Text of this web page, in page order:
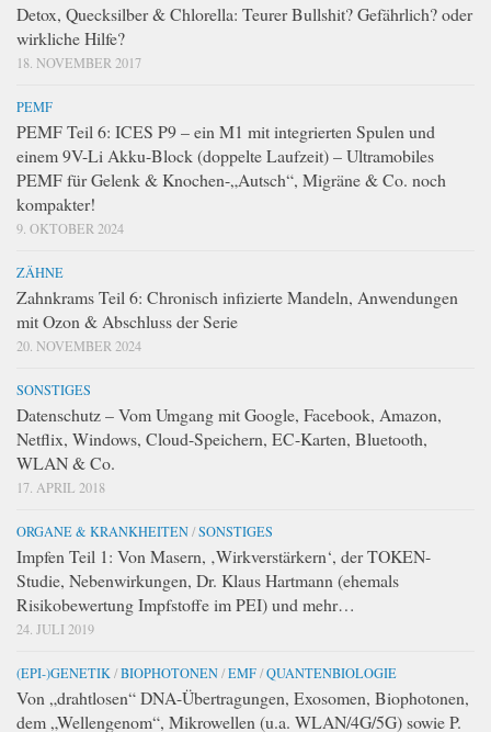
Detox, Quecksilber & Chlorella: Teurer Bullshit? Gefährlich? oder
wirkliche Hilfe?
18. NOVEMBER 2017
PEMF
PEMF Teil 6: ICES P9 – ein M1 mit integrierten Spulen und
einem 9V-Li Akku-Block (doppelte Laufzeit) – Ultramobiles
PEMF für Gelenk & Knochen-„Autsch“, Migräne & Co. noch
kompakter!
9. OKTOBER 2024
ZÄHNE
Zahnkrams Teil 6: Chronisch infizierte Mandeln, Anwendungen
mit Ozon & Abschluss der Serie
20. NOVEMBER 2024
SONSTIGES
Datenschutz – Vom Umgang mit Google, Facebook, Amazon,
Netflix, Windows, Cloud-Speichern, EC-Karten, Bluetooth,
WLAN & Co.
17. APRIL 2018
ORGANE & KRANKHEITEN/SONSTIGES
Impfen Teil 1: Von Masern, ‚Wirkverstärkern‘, der TOKEN-
Studie, Nebenwirkungen, Dr. Klaus Hartmann (ehemals
Risikobewertung Impfstoffe im PEI) und mehr…
24. JULI 2019
(EPI-)GENETIK /BIOPHOTONEN/EMF/QUANTENBIOLOGIE
Von „drahtlosen“ DNA-Übertragungen, Exosomen, Biophotonen,
dem „Wellengenom“, Mikrowellen (u.a. WLAN/4G/5G) sowie P.